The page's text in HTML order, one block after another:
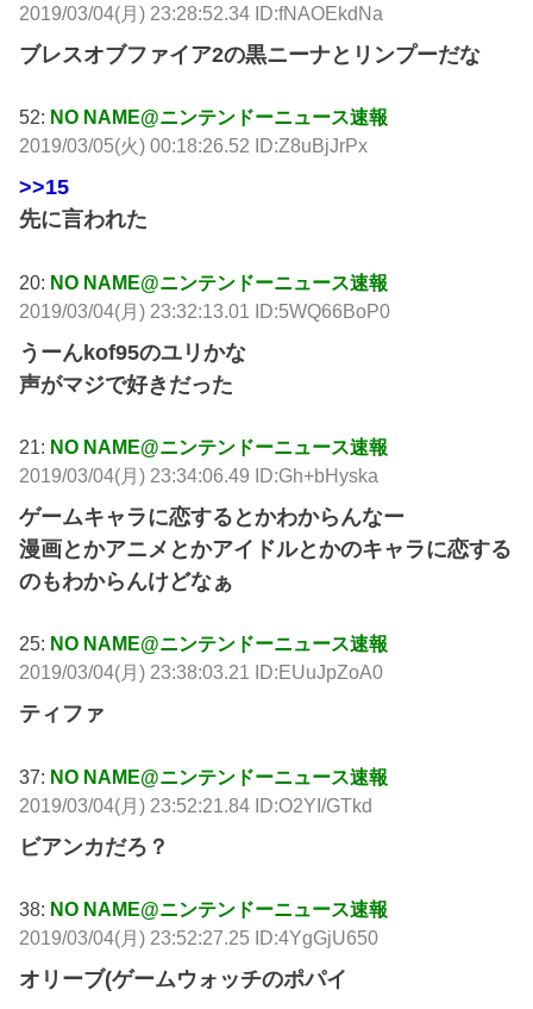
2019/03/04(月) 23:28:52.34 ID:fNAOEkdNa
ブレスオブファイア2の黒ニーナとリンプーだな
52: NO NAME@ニンテンドーニュース速報
2019/03/05(火) 00:18:26.52 ID:Z8uBjJrPx
>>15
先に言われた
20: NO NAME@ニンテンドーニュース速報
2019/03/04(月) 23:32:13.01 ID:5WQ66BoP0
うーんkof95のユリかな
声がマジで好きだった
21: NO NAME@ニンテンドーニュース速報
2019/03/04(月) 23:34:06.49 ID:Gh+bHyska
ゲームキャラに恋するとかわからんなー
漫画とかアニメとかアイドルとかのキャラに恋する
のもわからんけどなぁ
25: NO NAME@ニンテンドーニュース速報
2019/03/04(月) 23:38:03.21 ID:EUuJpZoA0
ティファ
37: NO NAME@ニンテンドーニュース速報
2019/03/04(月) 23:52:21.84 ID:O2YI/GTkd
ビアンカだろ？
38: NO NAME@ニンテンドーニュース速報
2019/03/04(月) 23:52:27.25 ID:4YgGjU650
オリーブ(ゲームウォッチのポパイ